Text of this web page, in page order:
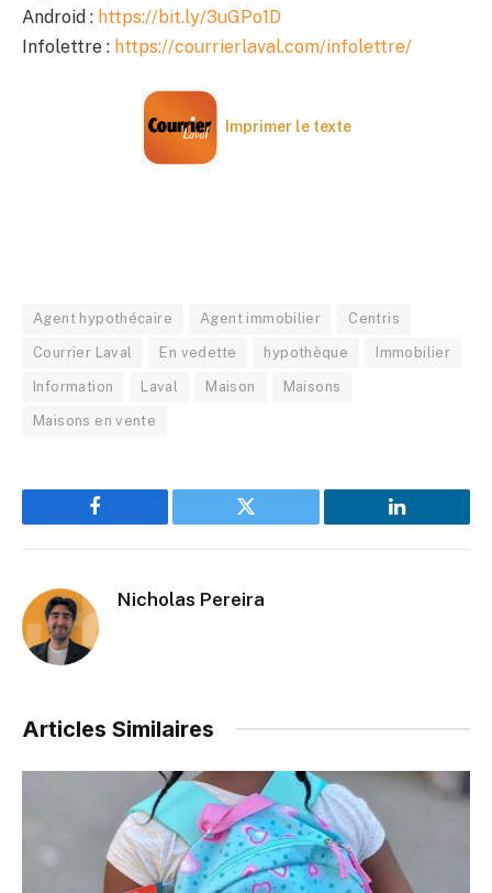
Android : https://bit.ly/3uGPo1D
Infolettre : https://courrierlaval.com/infolettre/
Imprimer le texte
Agent hypothécaire Agent immobilier Centris
Courrier Laval En vedette hypothèque Immobilier
Information Laval Maison Maisons
Maisons en vente
Facebook Twitter LinkedIn
Nicholas Pereira
Articles Similaires